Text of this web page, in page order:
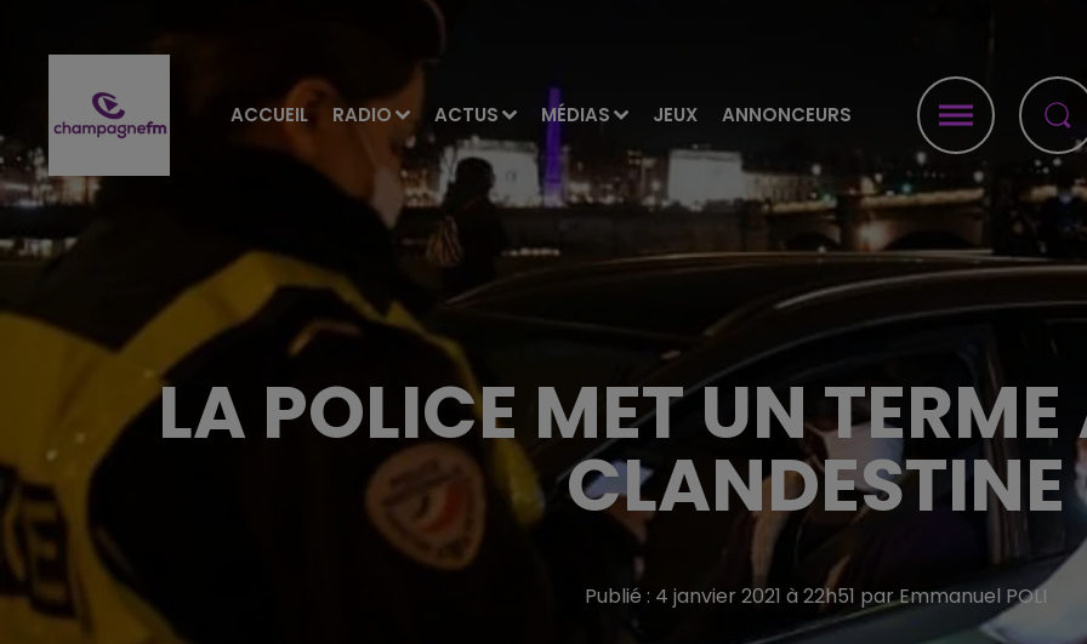
ACCUEIL RADIO ACTUS MÉDIAS JEUX ANNONCEURS
LA POLICE MET UN TERME
CLANDESTINE
Publié : 4 janvier 2021 à 22h51 par Emmanuel POLI